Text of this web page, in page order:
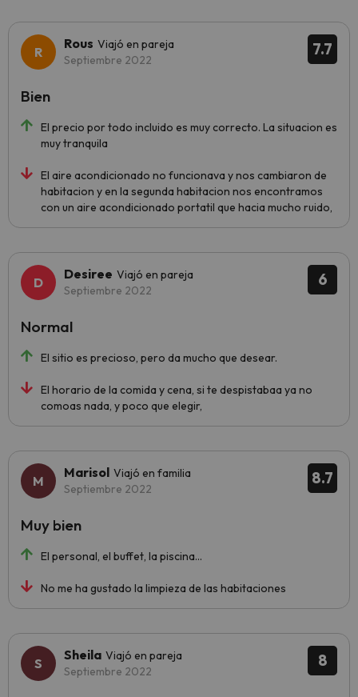
7.7
Rous Viajó en pareja
Septiembre 2022
El precio por todo incluido es muy correcto. La situacion es
muy tranquila
El aire acondicionado no funcionava y nos cambiaron de
habitacion y en la segunda habitacion nos encontramos
con un aire acondicionado portatil que hacia mucho ruido,
Bien
6
Desiree Viajó en pareja
Septiembre 2022
El sitio es precioso, pero da mucho que desear.
El horario de la comida y cena, si te despistabaa ya no
comoas nada, y poco que elegir,
Normal
8.7
Marisol Viajó en familia
Septiembre 2022
El personal, el buffet, la piscina...
No me ha gustado la limpieza de las habitaciones
Muy bien
8
Sheila Viajó en pareja
Septiembre 2022